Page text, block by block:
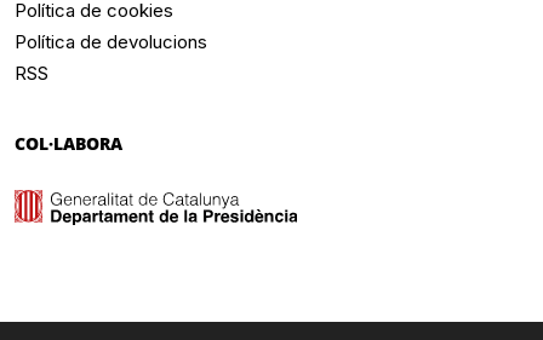
Política de cookies
Política de devolucions
RSS
COL·LABORA